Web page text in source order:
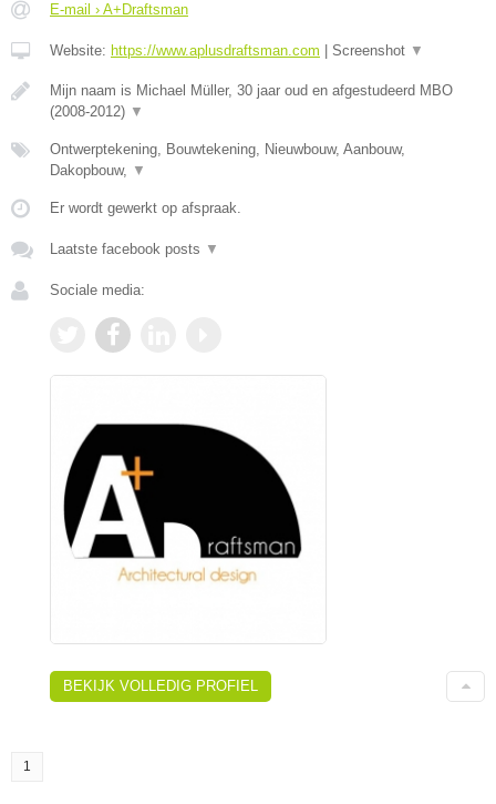
E-mail › A+Draftsman
Website: https://www.aplusdraftsman.com Screenshot ▼
Mijn naam is Michael Müller, 30 jaar oud en afgestudeerd MBO
(2008-2012) ▼
Ontwerptekening, Bouwtekening, Nieuwbouw, Aanbouw,
Dakopbouw, ▼
Er wordt gewerkt op afspraak.
Laatste facebook posts ▼
Sociale media:
BEKIJK VOLLEDIG PROFIEL
1